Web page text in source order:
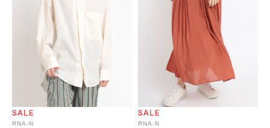
RNA-N
RNA-N